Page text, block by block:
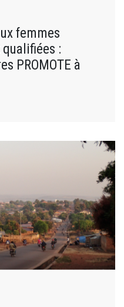
femmes
:
PROMOTE à